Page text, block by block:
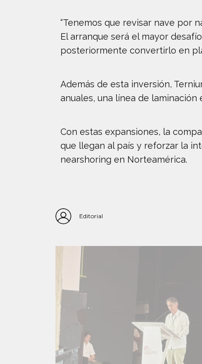
“Tenemos que revisar nave por
El arranque será el mayor
posteriormente convertirlo en
Además de esta inversión,
anuales, una línea de
Con estas expansiones, la
que llegan al país y reforzar la
nearshoring en Norteamérica.
Editorial